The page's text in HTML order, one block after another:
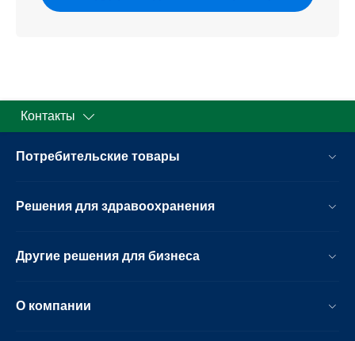
Контакты
Потребительские товары
Решения для здравоохранения
Другие решения для бизнеса
О компании